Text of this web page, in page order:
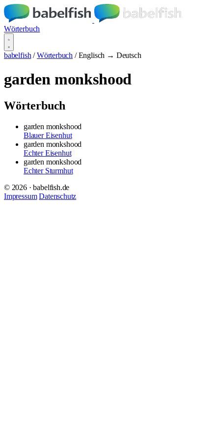
Wörterbuch
babelfish / Wörterbuch / Englisch → Deutsch
garden monkshood
Wörterbuch
garden monkshood
Blauer Eisenhut
garden monkshood
Echter Eisenhut
garden monkshood
Echter Sturmhut
© 2026 · babelfish.de
Impressum Datenschutz